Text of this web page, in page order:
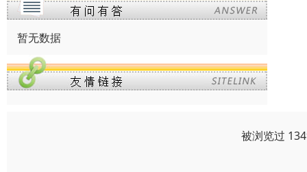
暂无数据
被浏览过